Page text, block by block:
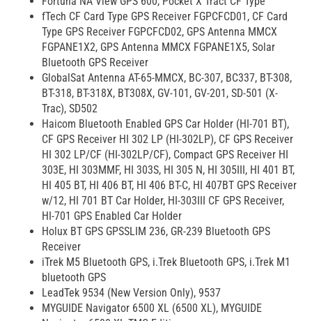
fTech CF Card Type GPS Receiver FGPCFCD01, CF Card
Type GPS Receiver FGPCFCD02, GPS Antenna MMCX
FGPANE1X2, GPS Antenna MMCX FGPANE1X5, Solar
Bluetooth GPS Receiver
GlobalSat Antenna AT-65-MMCX, BC-307, BC337, BT-308,
BT-318, BT-318X, BT308X, GV-101, GV-201, SD-501 (X-
Trac), SD502
Haicom Bluetooth Enabled GPS Car Holder (HI-701 BT),
CF GPS Receiver HI 302 LP (HI-302LP), CF GPS Receiver
HI 302 LP/CF (HI-302LP/CF), Compact GPS Receiver HI
303E, HI 303MMF, HI 303S, HI 305 N, HI 305III, HI 401 BT,
HI 405 BT, HI 406 BT, HI 406 BT-C, HI 407BT GPS Receiver
w/12, HI 701 BT Car Holder, HI-303III CF GPS Receiver,
HI-701 GPS Enabled Car Holder
Holux BT GPS GPSSLIM 236, GR-239 Bluetooth GPS
Receiver
iTrek M5 Bluetooth GPS, i.Trek Bluetooth GPS, i.Trek M1
bluetooth GPS
LeadTek 9534 (New Version Only), 9537
MYGUIDE Navigator 6500 XL (6500 XL), MYGUIDE